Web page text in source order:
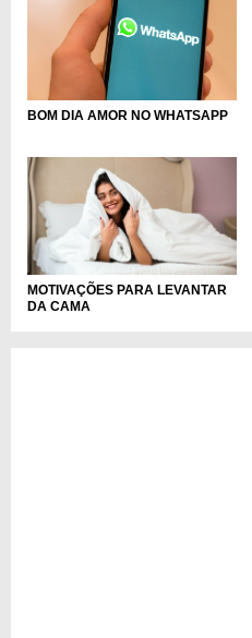
BOM DIA AMOR NO WHATSAPP
MOTIVAÇÕES PARA LEVANTAR
DA CAMA